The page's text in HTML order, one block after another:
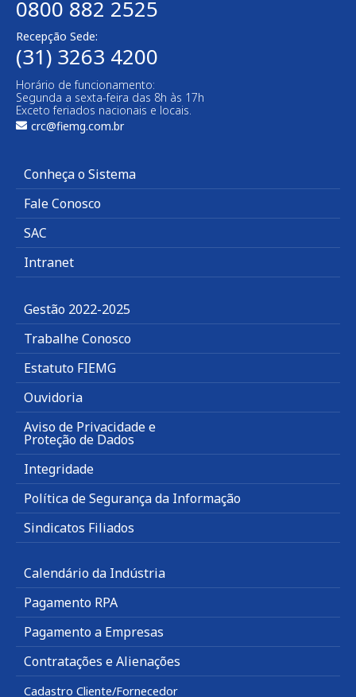
0800 882 2525
Recepção Sede:
(31) 3263 4200
Horário de funcionamento:
Segunda a sexta-feira das 8h às 17h
Exceto feriados nacionais e locais.
crc@fiemg.com.br
Conheça o Sistema
Fale Conosco
SAC
Intranet
Gestão 2022-2025
Trabalhe Conosco
Estatuto FIEMG
Ouvidoria
Aviso de Privacidade e
Proteção de Dados
Integridade
Política de Segurança da Informação
Sindicatos Filiados
Calendário da Indústria
Pagamento RPA
Pagamento a Empresas
Contratações e Alienações
Cadastro Cliente/Fornecedor